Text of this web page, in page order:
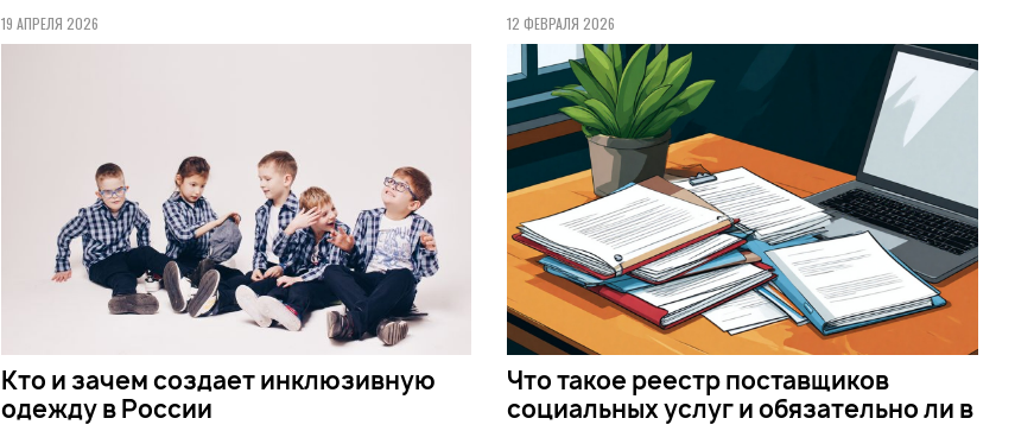
19 АПРЕЛЯ 2026
Кто и зачем создает инклюзивную
одежду в России
12 ФЕВРАЛЯ 2026
Что такое реестр поставщиков
социальных услуг и обязательно ли в